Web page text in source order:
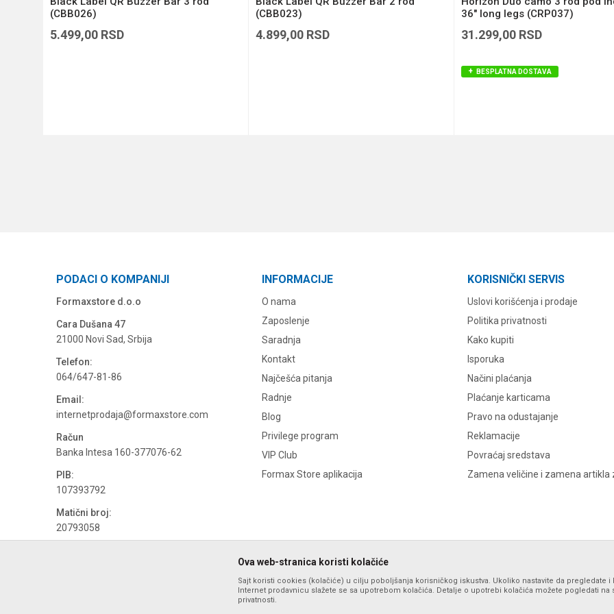
(CBB026)
5.499,00 RSD
(CBB023)
4.899,00 RSD
36" long legs (CRP037)
31.299,00 RSD
BESPLATNA DOSTAVA
PODACI O KOMPANIJI
Formaxstore d.o.o
Cara Dušana 47
21000 Novi Sad, Srbija
Telefon:
064/647-81-86
Email:
internetprodaja@formaxstore.com
Račun
Banka Intesa 160-377076-62
PIB:
107393792
Matični broj:
20793058
INFORMACIJE
O nama
Zaposlenje
Saradnja
Kontakt
Najčešća pitanja
Radnje
Blog
Privilege program
VIP Club
Formax Store aplikacija
KORISNIČKI SERVIS
Uslovi korišćenja i prodaje
Politika privatnosti
Kako kupiti
Isporuka
Načini plaćanja
Plaćanje karticama
Pravo na odustajanje
Reklamacije
Povraćaj sredstava
Zamena veličine i zamena artikla
Ova web-stranica koristi kolačiće
Sajt koristi cookies (kolačiće) u cilju poboljšanja korisničkog iskustva. Ukoliko nastavite da pregledate i
Internet prodavnicu slažete se sa upotrebom kolačića. Detalje o upotrebi kolačića možete pogledati na
privatnosti.